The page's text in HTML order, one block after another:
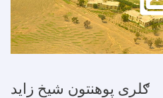
ګلری پوهنتون شیخ زاید